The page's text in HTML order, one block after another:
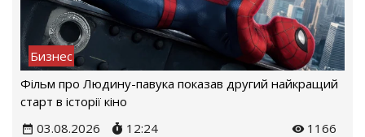
Бизнес
Фільм про Людину-павука показав другий найкращий
старт в історії кіно
03.08.2026
12:24 1166